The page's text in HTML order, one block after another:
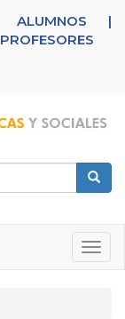
ALUMNOS
|
PROFESORES